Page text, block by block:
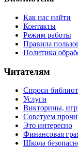
Как нас найти
Контакты
Режим работы
Правила
Политика
Читателям
Спроси
Услуги
Викторины,
Советуем
Это интересно
Финансовая
Школа